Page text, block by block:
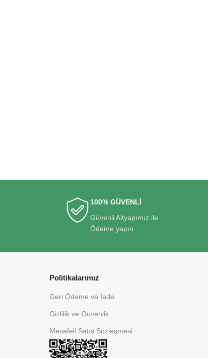
100% GÜVENLİ
Güvenli Altyapımız ile
Ödeme yapın.
Politikalarımız
Geri Ödeme ve İade
Gizlilik ve Güvenlik
Mesafeli Satış Sözleşmesi